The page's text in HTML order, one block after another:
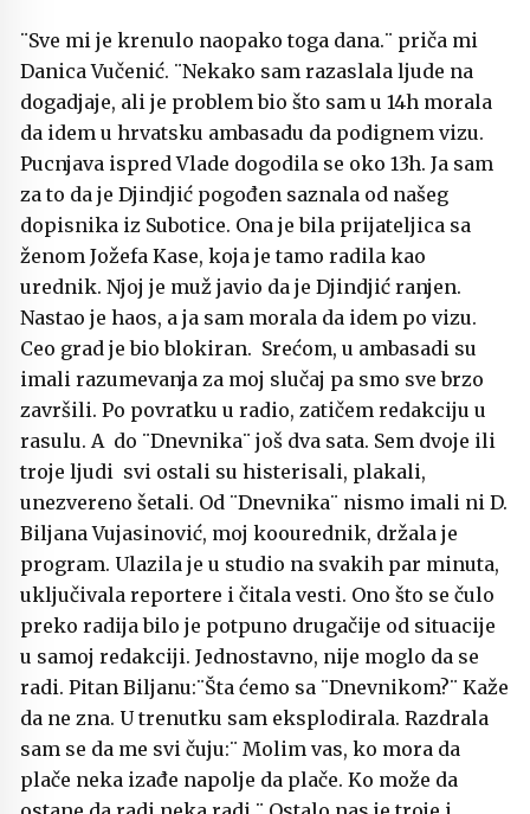
¨Sve mi je krenulo naopako toga dana.¨ priča mi
Danica Vučenić. ¨Nekako sam razaslala ljude na
dogadjaje, ali je problem bio što sam u 14h morala
da idem u hrvatsku ambasadu da podignem vizu.
Pucnjava ispred Vlade dogodila se oko 13h. Ja sam
za to da je Djindjić pogođen saznala od našeg
dopisnika iz Subotice. Ona je bila prijateljica sa
ženom Jožefa Kase, koja je tamo radila kao
urednik. Njoj je muž javio da je Djindjić ranjen.
Nastao je haos, a ja sam morala da idem po vizu.
Ceo grad je bio blokiran. Srećom, u ambasadi su
imali razumevanja za moj slučaj pa smo sve brzo
završili. Po povratku u radio, zatičem redakciju u
rasulu. A do ¨Dnevnika¨ još dva sata. Sem dvoje ili
troje ljudi svi ostali su histerisali, plakali,
unezvereno šetali. Od ¨Dnevnika¨ nismo imali ni D.
Biljana Vujasinović, moj koourednik, držala je
program. Ulazila je u studio na svakih par minuta,
uključivala reportere i čitala vesti. Ono što se čulo
preko radija bilo je potpuno drugačije od situacije
u samoj redakciji. Jednostavno, nije moglo da se
radi. Pitan Biljanu:¨Šta ćemo sa ¨Dnevnikom?¨ Kaže
da ne zna. U trenutku sam eksplodirala. Razdrala
sam se da me svi čuju:¨ Molim vas, ko mora da
plače neka izađe napolje da plače. Ko može da